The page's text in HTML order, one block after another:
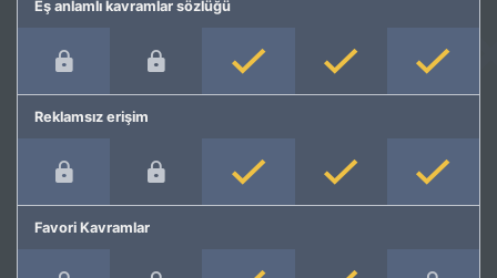
Eş anlamlı kavramlar sözlüğü
Reklamsız erişim
Favori Kavramlar